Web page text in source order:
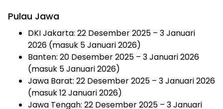
Pulau Jawa
DKI Jakarta: 22 Desember 2025 – 3 Januari
2026 (masuk 5 Januari 2026)
Banten: 20 Desember 2025 – 3 Januari 2026
(masuk 5 Januari 2026)
Jawa Barat: 22 Desember 2025 – 3 Januari 2026
(masuk 12 Januari 2026)
Jawa Tengah: 22 Desember 2025 – 3 Januari